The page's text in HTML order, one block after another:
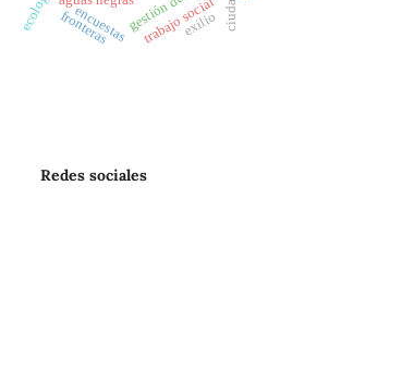
encuestas trabajo social
exilio
fronteras
Redes sociales